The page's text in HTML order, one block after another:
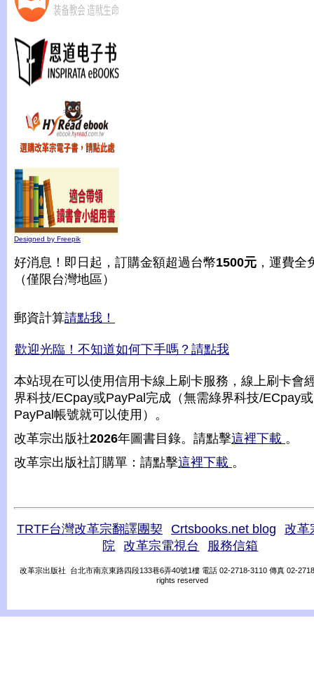
Designed by Freepik
好消息！即日起，訂購金額超過台幣1500元 ，運費全
（僅限台灣地區）
郵資計算請點我！
歡迎光臨！不知道如何下手嗎？請點我
本站現在可以使用信用卡線上刷卡服務，線上刷卡會
界科技/ECpay或PayPal完成（無需綠界科技/ECpay或
PayPal帳號就可以使用）。
改革宗出版社2026年圖書目錄。請點擊這裡下載 。
改革宗出版社訂購單：請點擊這裡下載 。
TRTF台灣改革宗翻譯團契 Crtsbooks.net blog
改革
院
改革宗電視台 服務信箱
改革宗出版社 台北市南京東路四段133巷6弄40號1樓 電話 02-2718-3110 傳真 02-
rights reserved